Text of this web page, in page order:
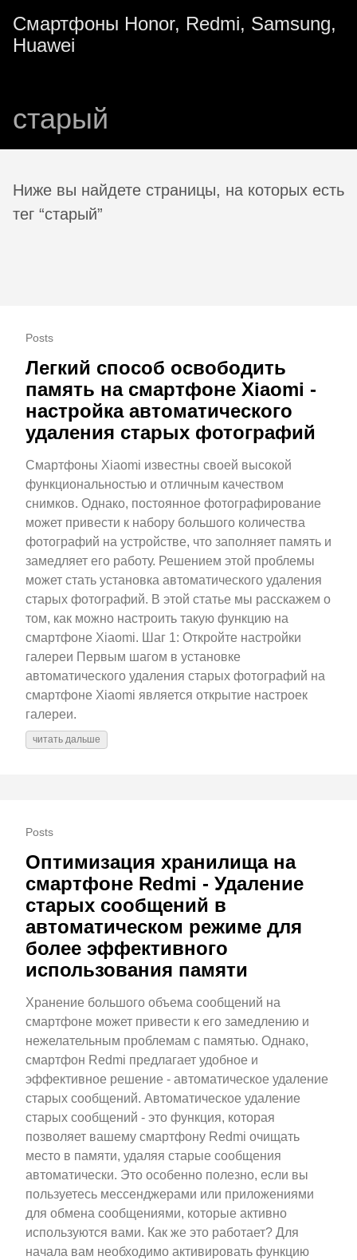
Смартфоны Honor, Redmi, Samsung,
Huawei
старый
Ниже вы найдете страницы, на которых есть
тег “старый”
Posts
Легкий способ освободить
память на смартфоне Xiaomi -
настройка автоматического
удаления старых фотографий
Смартфоны Xiaomi известны своей высокой
функциональностью и отличным качеством
снимков. Однако, постоянное фотографирование
может привести к набору большого количества
фотографий на устройстве, что заполняет память и
замедляет его работу. Решением этой проблемы
может стать установка автоматического удаления
старых фотографий. В этой статье мы расскажем о
том, как можно настроить такую функцию на
смартфоне Xiaomi. Шаг 1: Откройте настройки
галереи Первым шагом в установке
автоматического удаления старых фотографий на
смартфоне Xiaomi является открытие настроек
галереи.
читать дальше
Posts
Оптимизация хранилища на
смартфоне Redmi - Удаление
старых сообщений в
автоматическом режиме для
более эффективного
использования памяти
Хранение большого объема сообщений на
смартфоне может привести к его замедлению и
нежелательным проблемам с памятью. Однако,
смартфон Redmi предлагает удобное и
эффективное решение - автоматическое удаление
старых сообщений. Автоматическое удаление
старых сообщений - это функция, которая
позволяет вашему смартфону Redmi очищать
место в памяти, удаляя старые сообщения
автоматически. Это особенно полезно, если вы
пользуетесь мессенджерами или приложениями
для обмена сообщениями, которые активно
используются вами. Как же это работает? Для
начала вам необходимо активировать функцию